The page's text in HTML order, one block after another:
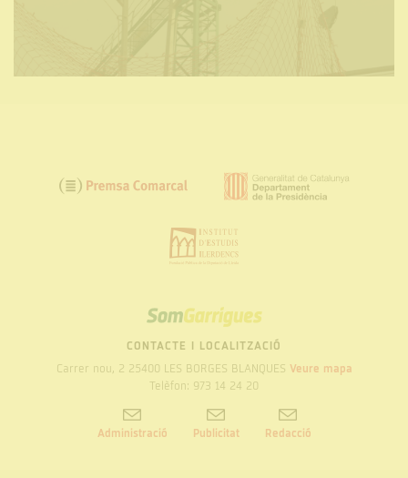
SOM
GARRIGUES
CONTACTE I LOCALITZACIÓ
Carrer nou, 2 25400 LES BORGES BLANQUES Veure mapa
Telèfon: 973 14 24 20
Administració Publicitat Redacció